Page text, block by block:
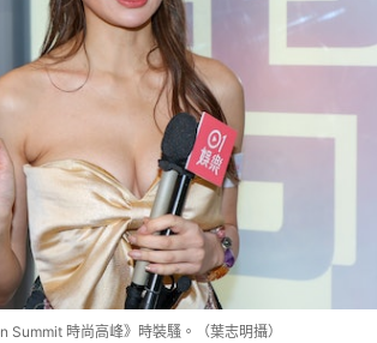
時尚高峰》時裝騷。（葉志明攝）